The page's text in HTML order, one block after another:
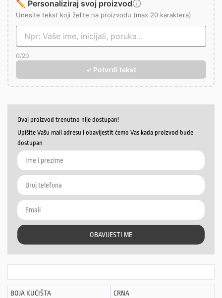
✏️ Personaliziraj svoj proizvod
Unesite tekst koji želite na proizvodu (max 20 karaktera)
0/20
✓ Potvrdi tekst
Ovaj proizvod trenutno nije dostupan!
Upišite Vašu mail adresu i obavijestit ćemo Vas kada proizvod bude
dostupan
OBAVIJESTI ME
BOJA KUĆIŠTA CRNA